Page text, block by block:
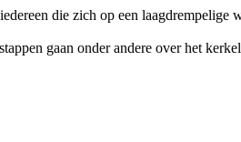
die zich op een
gaan onder andere over het